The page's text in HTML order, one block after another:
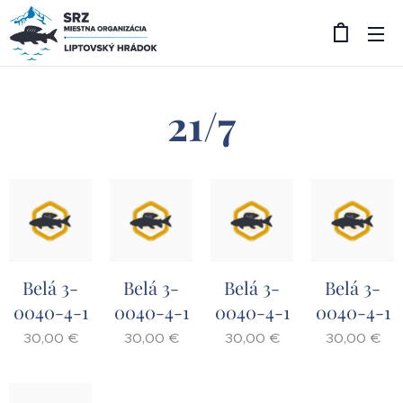
21/7
Belá 3-
0040-4-1
30,00 €
Belá 3-
0040-4-1
30,00 €
Belá 3-
0040-4-1
30,00 €
Belá 3-
0040-4-1
30,00 €